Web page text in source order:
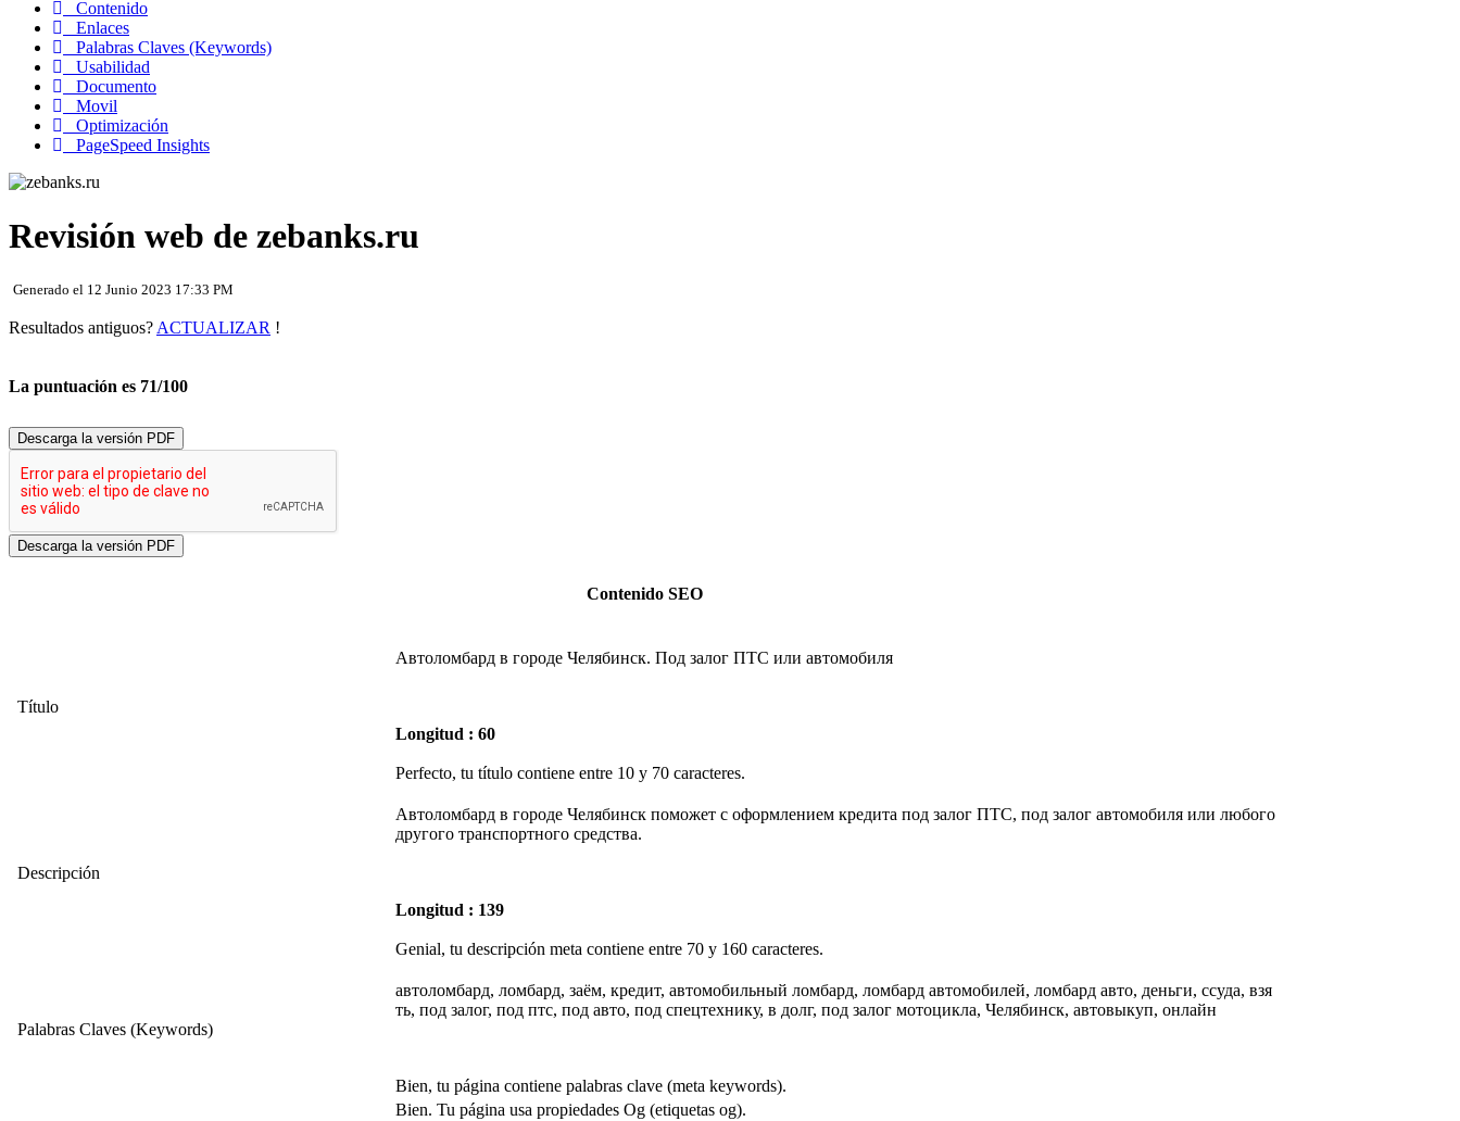
Contenido
Enlaces
Palabras Claves (Keywords)
Usabilidad
Documento
Movil
Optimización
PageSpeed Insights
Revisión web de zebanks.ru
Generado el 12 Junio 2023 17:33 PM
Resultados antiguos? ACTUALIZAR !
La puntuación es 71/100
Descarga la versión PDF
Contenido SEO
Título
Автоломбард в городе Челябинск. Под залог ПТС или автомобиля
Longitud : 60
Perfecto, tu título contiene entre 10 y 70 caracteres.
Descripción
Автоломбард в городе Челябинск поможет с оформлением кредита под залог ПТС, под залог автомобиля или любого
другого транспортного средства.
Longitud : 139
Genial, tu descripción meta contiene entre 70 y 160 caracteres.
Palabras Claves (Keywords)
автоломбард, ломбард, заём, кредит, автомобильный ломбард, ломбард автомобилей, ломбард авто, деньги, ссуда, взя
ть, под залог, под птс, под авто, под спецтехнику, в долг, под залог мотоцикла, Челябинск, автовыкуп, онлайн
Bien, tu página contiene palabras clave (meta keywords).
Bien. Tu página usa propiedades Og (etiquetas og).